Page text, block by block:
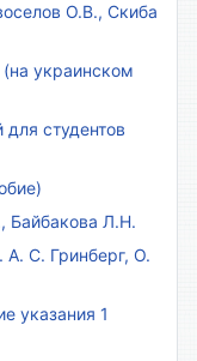
О.В., Скиба
(на украинском
студентов
Байбакова Л.Н.
С. Гринберг, О.
указания 1